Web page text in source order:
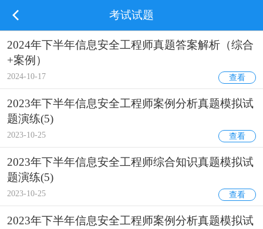
考试试题
2024年下半年信息安全工程师真题答案解析（综合
+案例）
2024-10-17 查看
2023年下半年信息安全工程师案例分析真题模拟试
题演练(5)
2023-10-25 查看
2023年下半年信息安全工程师综合知识真题模拟试
题演练(5)
2023-10-25 查看
2023年下半年信息安全工程师案例分析真题模拟试